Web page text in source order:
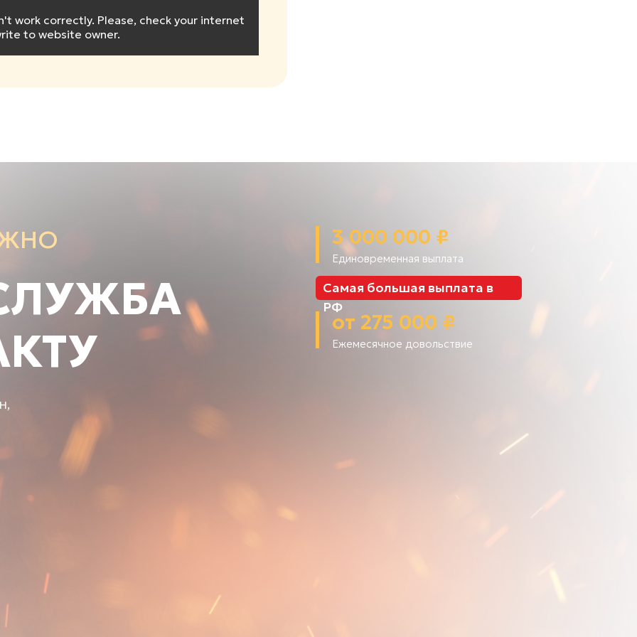
work correctly. Please, check your internet
to website owner.
3 000 000 ₽
Единовременная выплата
от 275 000 ₽
Ежемесячное довольствие
Самая большая выплата в
РФ